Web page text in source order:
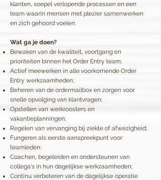
klanten, soepel verlopende processen en een
team waarin mensen met plezier samenwerken
en zich gehoord voelen.
Wat ga je doen?
Bewaken van de kwaliteit, voortgang en
prioriteiten binnen het Order Entry team;
Actief meewerken in alle voorkomende Order
Entry werkzaamheden;
Beheren van de ordermailbox en zorgen voor
snelle opvolging van klantvragen;
Opstellen van werkroosters en
vakantieplanningen;
Regelen van vervanging bij ziekte of afwezigheid;
Fungeren als eerste aanspreekpunt voor
teamleden;
Coachen, begeleiden en ondersteunen van
collega's in hun dagelijkse werkzaamheden;
Continu verbeteren van de dagelijkse operatie